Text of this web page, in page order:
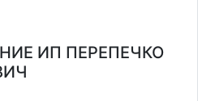
ИП ПЕРЕПЕЧКО